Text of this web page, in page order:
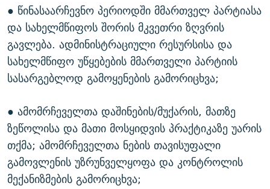
● წინასაარჩევნო პერიოდში მმართველ პარტიასა
და სახელმწიფოს შორის მკვეთრი ზღვრის
გავლება. ადმინისტრაციული რესურსისა და
სახელმწიფო უწყებების მმართველი პარტიის
სასარგებლოდ გამოყენების გამორიცხვა;
● ამომრჩეველთა დაშინების/მუქარის, მათზე
ზეწოლისა და მათი მოსყიდვის პრაქტიკაზე უარის
თქმა; ამომრჩეველთა ნების თავისუფალი
გამოვლენის უზრუნველყოფა და კონტროლის
მექანიზმების გამორიცხვა;